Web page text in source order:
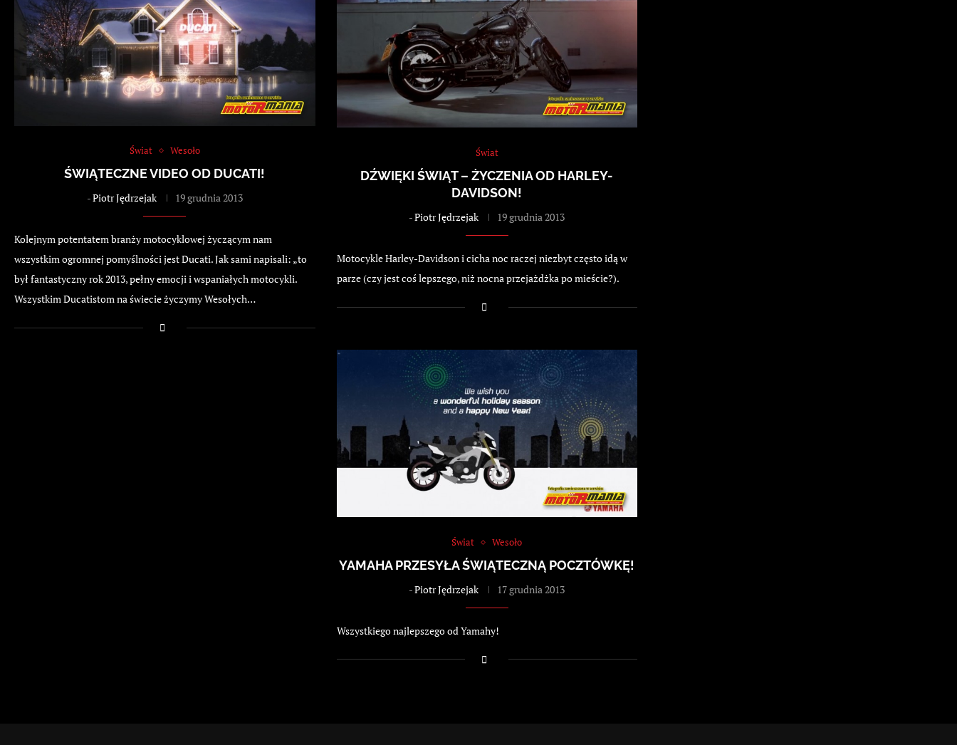
Świat Wesoło
ŚWIĄTECZNE VIDEO OD DUCATI!
-Piotr Jędrzejak 19 grudnia 2013
Kolejnym potentatem branży motocyklowej życzącym nam
wszystkim ogromnej pomyślności jest Ducati. Jak sami napisali: „to
był fantastyczny rok 2013, pełny emocji i wspaniałych motocykli.
Wszystkim Ducatistom na świecie życzymy Wesołych…
Świat
DŹWIĘKI ŚWIĄT – ŻYCZENIA OD HARLEY-
DAVIDSON!
-Piotr Jędrzejak 19 grudnia 2013
Motocykle Harley-Davidson i cicha noc raczej niezbyt często idą w
parze (czy jest coś lepszego, niż nocna przejażdżka po mieście?).
Świat Wesoło
YAMAHA PRZESYŁA ŚWIĄTECZNĄ POCZTÓWKĘ!
-Piotr Jędrzejak 17 grudnia 2013
Wszystkiego najlepszego od Yamahy!